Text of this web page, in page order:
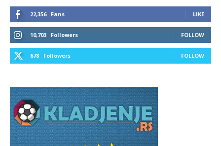
22,356 Fans LIKE
10,703 Followers FOLLOW
678 Followers FOLLOW